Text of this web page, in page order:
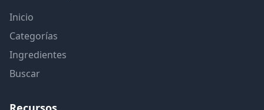
Inicio
Categorías
Ingredientes
Buscar